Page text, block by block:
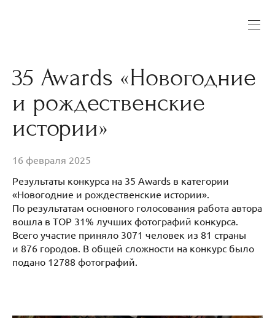
35 Awards «Новогодние
и рождественские
истории»
16 февраля 2025
Результаты конкурса на 35 Awards в категории
«Новогодние и рождественские истории».
По результатам основного голосования работа автора
вошла в ТОР 31% лучших фотографий конкурса.
Всего участие приняло 3071 человек из 81 страны
и 876 городов. В общей сложности на конкурс было
подано 12788 фотографий.